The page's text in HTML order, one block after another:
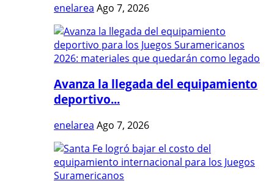
enelarea Ago 7, 2026
Avanza la llegada del equipamiento
deportivo...
enelarea Ago 7, 2026